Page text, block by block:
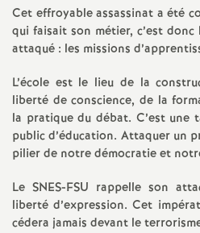
Cet effroyable assassinat a été
qui faisait son métier, c’est
attaqué : les missions
L’école est le lieu de la
liberté de conscience, de la
la pratique du débat. C’est une
public d’éducation. Attaquer un
pilier de notre démocratie et
Le SNES-FSU rappelle son
liberté d’expression. Cet
cédera jamais devant le